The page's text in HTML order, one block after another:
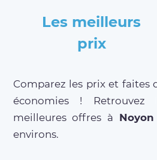
Les meilleurs
prix
Comparez les prix et faites
économies ! Retrouvez
meilleures offres à Noyon
environs.